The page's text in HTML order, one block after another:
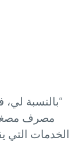
“بالنسبة
مصرف
الخدمات التي